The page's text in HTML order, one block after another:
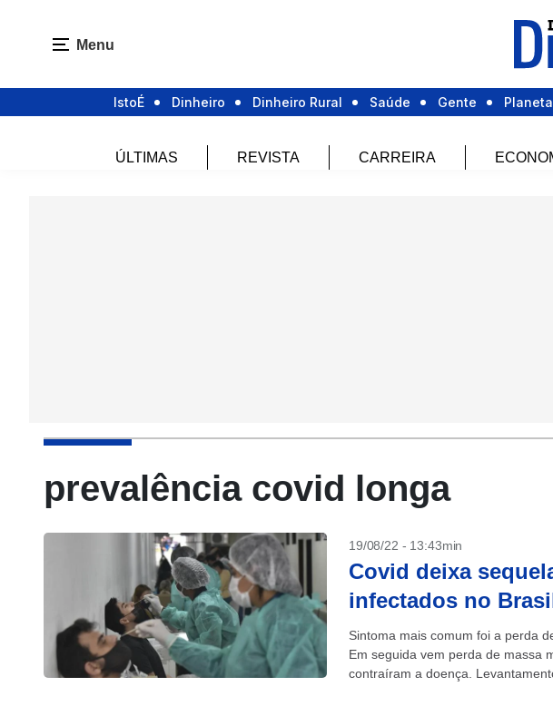
Menu
IstoÉ Dinheiro Dinheiro Rural Saúde Gente Planeta
ÚLTIMAS REVISTA CARREIRA
prevalência covid longa
19/08/22 - 13:43min
Covid deixa
infectados no
Sintoma mais comum foi a perda
Em seguida vem perda de massa
contraíram a doença.